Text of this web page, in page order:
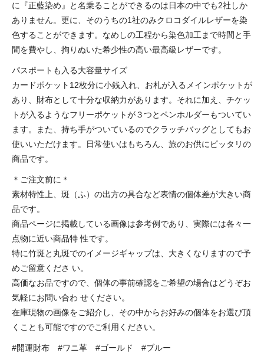
に『正藍染め』と名乗ることができるのは日本の中でも2社しか
ありません。更に、そのうちの1社のみクロコダイルレザーを染
色することができます。なめしの工程から染色加工まで時間と手
間を費やし、拘りぬいた希少性の高い最高級レザーです。
パスポートも入る大容量サイズ
カードポケット12枚分に小銭入れ、お札が入るメインポケットが
あり、財布として十分な収納力があります。それに加え、チケッ
トが入るようなフリーポケットが３つとペンホルダーもついてい
ます。また、持ち手がついているのでクラッチバッグとしてもお
使いいただけます。日常使いはもちろん、旅のお供にピッタリの
商品です。
＊ご注文前に＊
素材特性上、斑（ふ）の出方の具合など表情の個体差が大きい商
品です。
商品ページに掲載している画像は参考例であり、実際には各々一
点物に近い商品特 性です。
特に竹斑と丸斑でのイメージギャップは、大きくなりますので予
めご留意くださ い。
高価なお品ですので、個体の事前確認をご希望の場合はどうぞお
気軽にお問い合わ せください。
在庫現物の画像をご紹介し、その中からお好みの個体をお選び頂
くことも可能ですのでご利用ください。
#開運財布 #ワニ革 #ゴールド #ブルー